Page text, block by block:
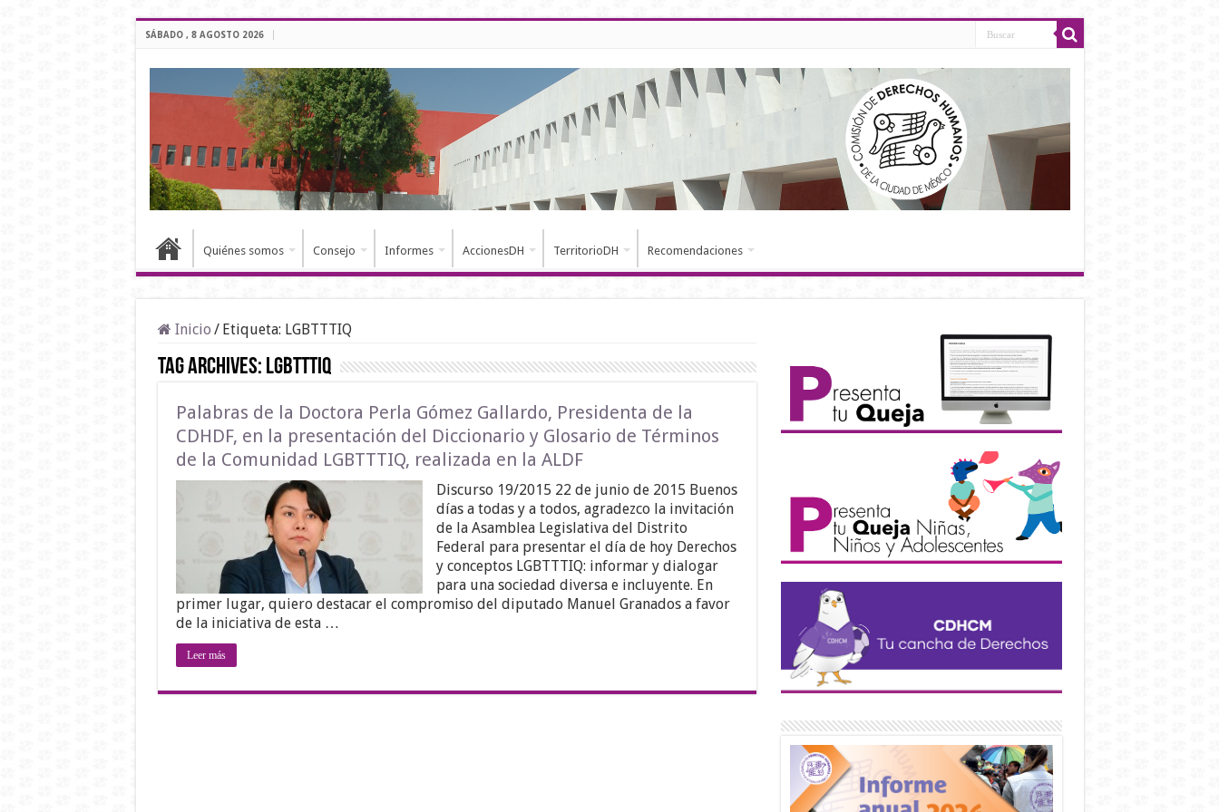
SÁBADO , 8 AGOSTO 2026
Quiénes somos Consejo Informes AccionesDH TerritorioDH Recomendaciones
Inicio / Etiqueta: LGBTTTIQ
Tag Archives: LGBTTTIQ
Palabras de la Doctora Perla Gómez Gallardo, Presidenta de la
CDHDF, en la presentación del Diccionario y Glosario de Términos
de la Comunidad LGBTTTIQ, realizada en la ALDF
Discurso 19/2015 22 de junio de 2015 Buenos
días a todas y a todos, agradezco la invitación
de la Asamblea Legislativa del Distrito
Federal para presentar el día de hoy Derechos
y conceptos LGBTTTIQ: informar y dialogar
para una sociedad diversa e incluyente. En
primer lugar, quiero destacar el compromiso del diputado Manuel Granados a favor
de la iniciativa de esta …
Leer más